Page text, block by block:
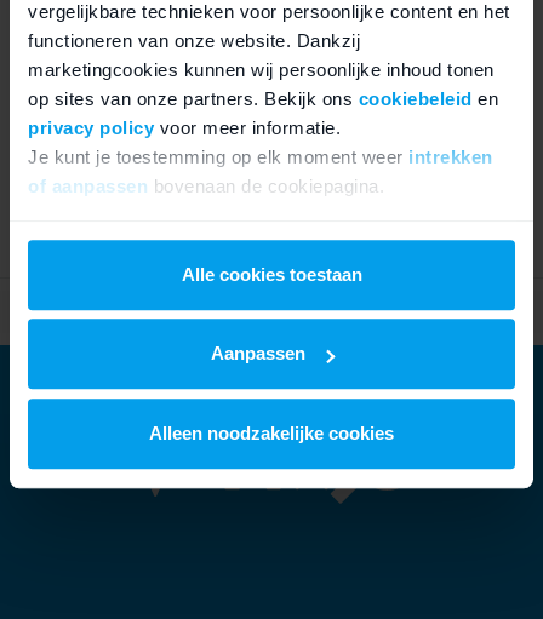
vergelijkbare technieken voor persoonlijke content en het
functioneren van onze website. Dankzij
marketingcookies kunnen wij persoonlijke inhoud tonen
op sites van onze partners. Bekijk ons cookiebeleid en
privacy policyvoor meer informatie.
Je kunt je toestemming op elk moment weer intrekken
of aanpassen bovenaan de cookiepagina.
We werken samen met21 derdendie uw gegevens
kunnen ontvangen en verwerken.
Alle cookies toestaan
Aanpassen
Alleen noodzakelijke cookies
Vragen over je iPhone XS max hoesjes?
Bij vragen over iPhone XS Max hoesjes uit de webshop over
bijvoorbeeld welke het meest geschikt is voor jou kan je natuurlijk
contact opnemen met ons. Het team van Fixje staat altijd klaar
6 maanden garantie